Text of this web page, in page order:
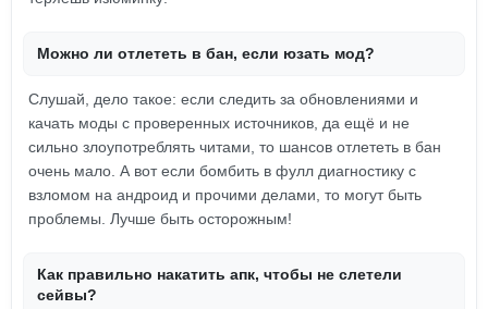
Можно ли отлететь в бан, если юзать мод?
Слушай, дело такое: если следить за обновлениями и
качать моды с проверенных источников, да ещё и не
сильно злоупотреблять читами, то шансов отлететь в бан
очень мало. А вот если бомбить в фулл диагностику с
взломом на андроид и прочими делами, то могут быть
проблемы. Лучше быть осторожным!
Как правильно накатить апк, чтобы не слетели
сейвы?